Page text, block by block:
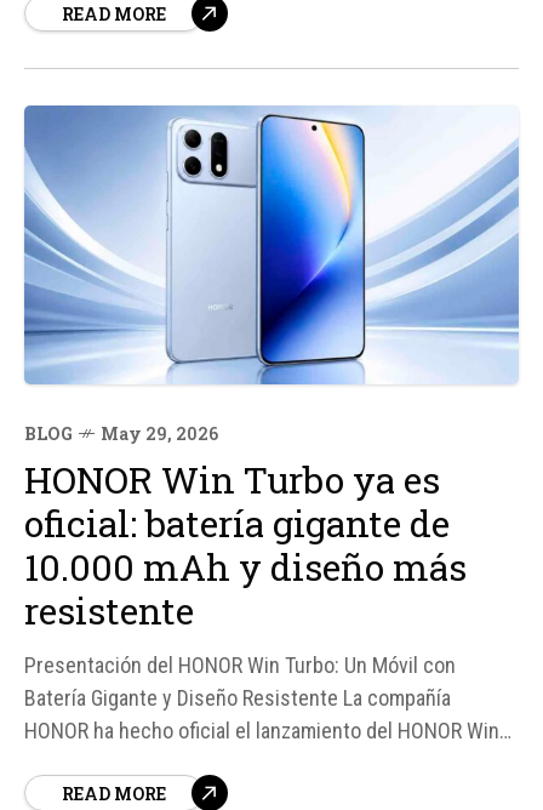
calentando y enfriando decenas de edificios de la
READ MORE
BLOG May 29, 2026
HONOR Win Turbo ya es
oficial: batería gigante de
10.000 mAh y diseño más
resistente
Presentación del HONOR Win Turbo: Un Móvil con
Batería Gigante y Diseño Resistente La compañía
HONOR ha hecho oficial el lanzamiento del HONOR Win
predecesores en la familia Win, enfocándose en ofrecer
READ MORE